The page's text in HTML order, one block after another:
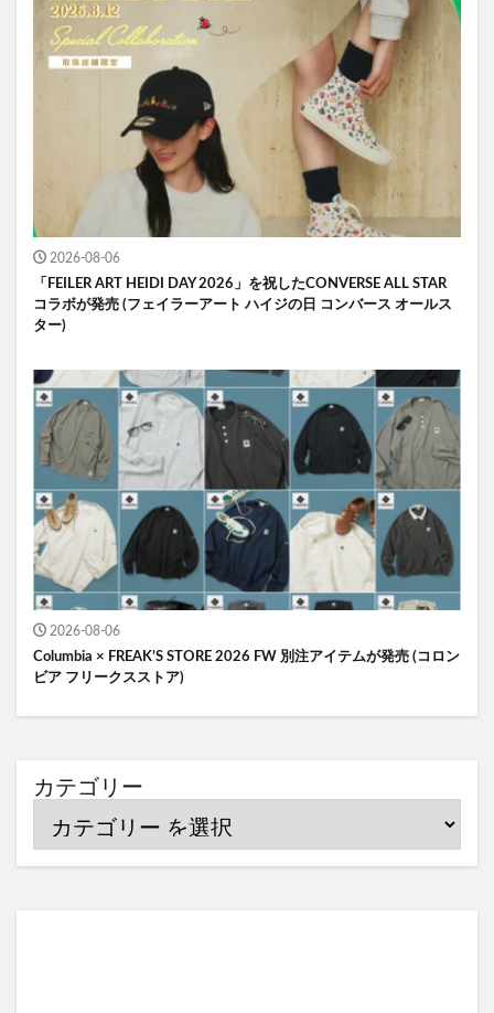
2026-08-06
「FEILER ART HEIDI DAY 2026」を祝したCONVERSE ALL STAR
コラボが発売 (フェイラーアート ハイジの日 コンバース オールス
ター)
2026-08-06
Columbia × FREAK’S STORE 2026 FW 別注アイテムが発売 (コロン
ビア フリークスストア)
カテゴリー